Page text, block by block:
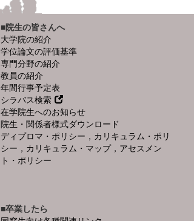
■院生の皆さんへ
大学院の紹介
学位論文の評価基準
専門分野の紹介
教員の紹介
年間行事予定表
シラバス検索
在学院生へのお知らせ
院生・関係者様式ダウンロード
ディプロマ・ポリシー，カリキュラム・ポリ
シー，カリキュラム・マップ，アセスメン
ト・ポリシー
■卒業したら